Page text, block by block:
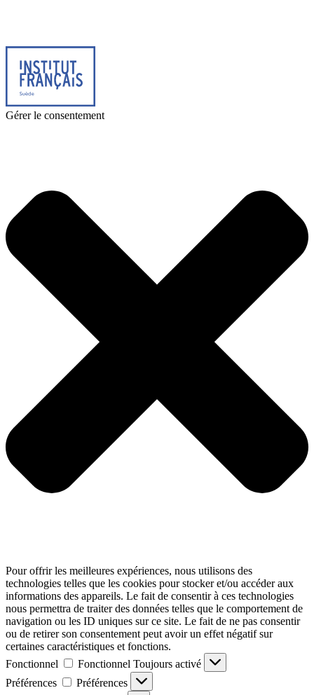
Gérer le consentement
Pour offrir les meilleures expériences, nous utilisons des
technologies telles que les cookies pour stocker et/ou accéder aux
informations des appareils. Le fait de consentir à ces technologies
nous permettra de traiter des données telles que le comportement de
navigation ou les ID uniques sur ce site. Le fait de ne pas consentir
ou de retirer son consentement peut avoir un effet négatif sur
certaines caractéristiques et fonctions.
Fonctionnel
Fonctionnel Toujours activé
Préférences
Préférences